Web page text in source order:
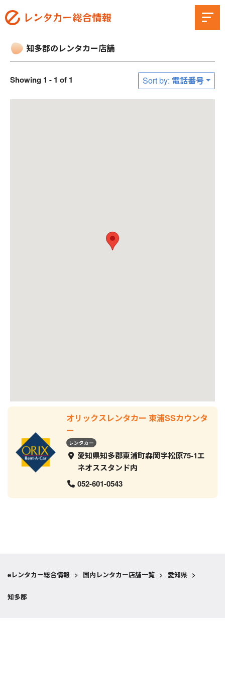
知多郡のレンタカー店舗
Showing 1 - 1 of 1 Sort by: 電話番号
オリックスレンタカー 東浦SSカウンタ
ー
レンタカー
愛知県知多郡東浦町森岡字松原75-1エ
ネオススタンド内
052-601-0543
eレンタカー総合情報 > 国内レンタカー店舗一覧 > 愛知県 >
知多郡